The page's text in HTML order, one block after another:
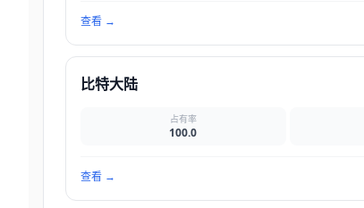
查看 →
比特大陆
占有率
100.0
查看 →